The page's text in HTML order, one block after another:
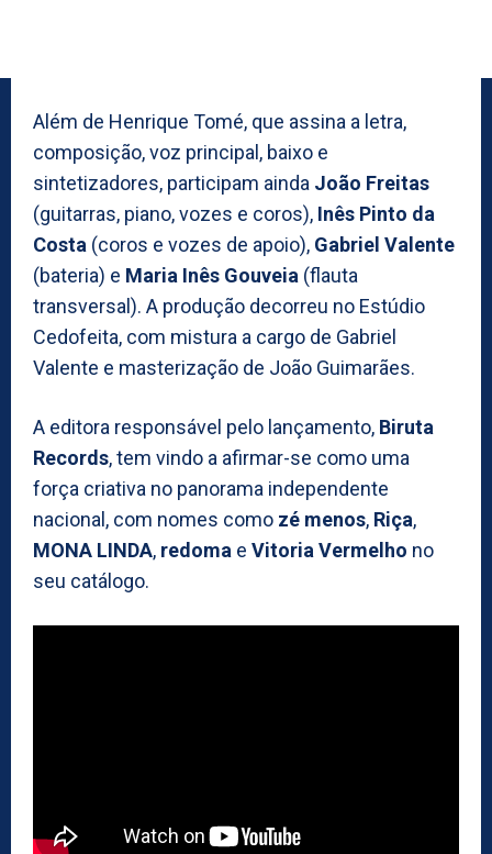
Além de Henrique Tomé, que assina a letra,
composição, voz principal, baixo e
sintetizadores, participam ainda João Freitas
(guitarras, piano, vozes e coros), Inês Pinto da
Costa (coros e vozes de apoio), Gabriel Valente
(bateria) e Maria Inês Gouveia (flauta
transversal). A produção decorreu no Estúdio
Cedofeita, com mistura a cargo de Gabriel
Valente e masterização de João Guimarães.
A editora responsável pelo lançamento, Biruta
Records, tem vindo a afirmar-se como uma
força criativa no panorama independente
nacional, com nomes como zé menos, Riça,
MONA LINDA, redoma e Vitoria Vermelho no
seu catálogo.